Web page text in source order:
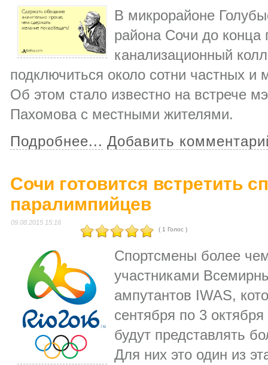
В микрорайоне
района Сочи до конца
канализационный
подключиться около сотни частных и
Об этом стало известно на встрече
Пахомова с местными жителями.
Подробнее... Добавить
Сочи готовится встретить
паралимпийцев
09.08.2015 15:16
( 1 Голос )
Спортсмены более
участниками
ампутантов IWAS,
сентября по 3
будут представлять
Для них это один из